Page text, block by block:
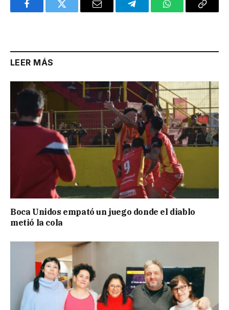
FacebookTwitter Email TelegramWhatsAppCopy
LEER MÁS
Boca Unidos empató un juego donde el diablo
metió la cola